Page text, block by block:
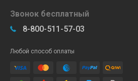
Звонок бесплатный
8-800-511-57-03
Любой способ оплаты